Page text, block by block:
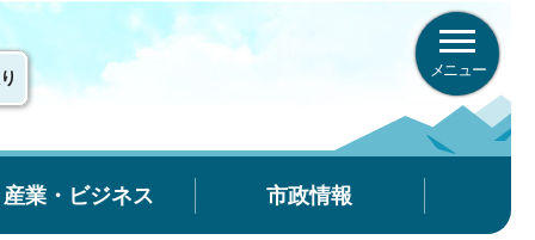
メニュー
産業・ビジネス 市政情報